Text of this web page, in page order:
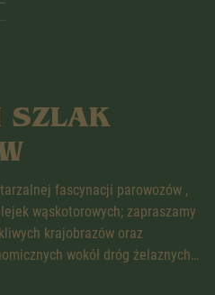
SZLAK
fascynacji parowozów ,
wąskotorowych; zapraszamy
krajobrazów oraz
wokół dróg żelaznych…